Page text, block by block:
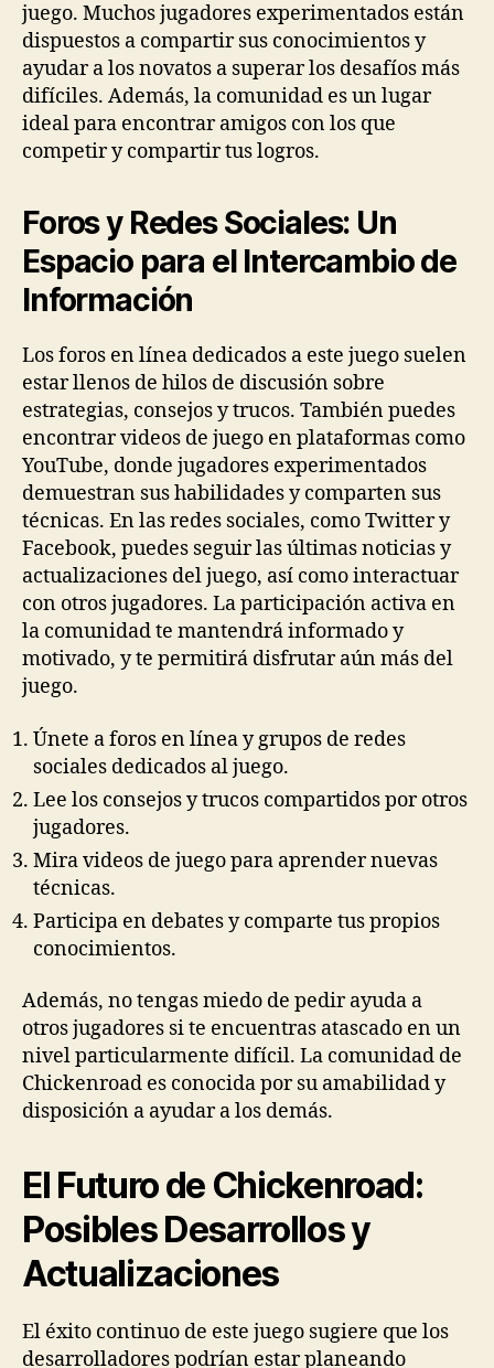
juego. Muchos jugadores experimentados están
dispuestos a compartir sus conocimientos y
ayudar a los novatos a superar los desafíos más
difíciles. Además, la comunidad es un lugar
ideal para encontrar amigos con los que
competir y compartir tus logros.
Foros y Redes Sociales: Un
Espacio para el Intercambio de
Información
Los foros en línea dedicados a este juego suelen
estar llenos de hilos de discusión sobre
estrategias, consejos y trucos. También puedes
encontrar videos de juego en plataformas como
YouTube, donde jugadores experimentados
demuestran sus habilidades y comparten sus
técnicas. En las redes sociales, como Twitter y
Facebook, puedes seguir las últimas noticias y
actualizaciones del juego, así como interactuar
con otros jugadores. La participación activa en
la comunidad te mantendrá informado y
motivado, y te permitirá disfrutar aún más del
juego.
Únete a foros en línea y grupos de redes
sociales dedicados al juego.
Lee los consejos y trucos compartidos por otros
jugadores.
Mira videos de juego para aprender nuevas
técnicas.
Participa en debates y comparte tus propios
conocimientos.
Además, no tengas miedo de pedir ayuda a
otros jugadores si te encuentras atascado en un
nivel particularmente difícil. La comunidad de
Chickenroad es conocida por su amabilidad y
disposición a ayudar a los demás.
El Futuro de Chickenroad:
Posibles Desarrollos y
Actualizaciones
El éxito continuo de este juego sugiere que los
desarrolladores podrían estar planeando